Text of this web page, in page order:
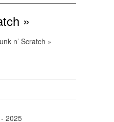
»
n’ Scratch »
2025